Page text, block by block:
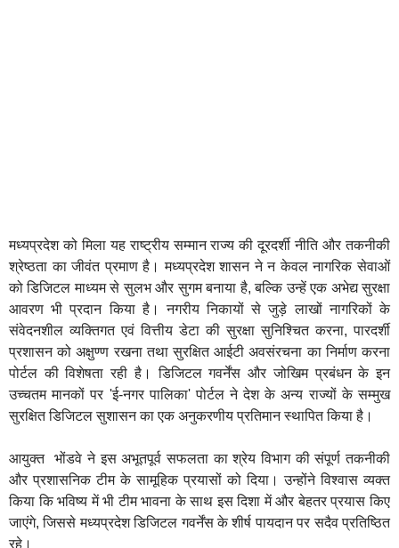
मध्यप्रदेश को मिला यह राष्ट्रीय सम्मान राज्य की दूरदर्शी नीति और तकनीकी
श्रेष्ठता का जीवंत प्रमाण है। मध्यप्रदेश शासन ने न केवल नागरिक सेवाओं
को डिजिटल माध्यम से सुलभ और सुगम बनाया है, बल्कि उन्हें एक अभेद्य सुरक्षा
आवरण भी प्रदान किया है। नगरीय निकायों से जुड़े लाखों नागरिकों के
संवेदनशील व्यक्तिगत एवं वित्तीय डेटा की सुरक्षा सुनिश्चित करना, पारदर्शी
प्रशासन को अक्षुण्ण रखना तथा सुरक्षित आईटी अवसंरचना का निर्माण करना
पोर्टल की विशेषता रही है। डिजिटल गवर्नेंस और जोखिम प्रबंधन के इन
उच्चतम मानकों पर 'ई-नगर पालिका' पोर्टल ने देश के अन्य राज्यों के सम्मुख
सुरक्षित डिजिटल सुशासन का एक अनुकरणीय प्रतिमान स्थापित किया है।
आयुक्त भोंडवे ने इस अभूतपूर्व सफलता का श्रेय विभाग की संपूर्ण तकनीकी
और प्रशासनिक टीम के सामूहिक प्रयासों को दिया। उन्होंने विश्वास व्यक्त
किया कि भविष्य में भी टीम भावना के साथ इस दिशा में और बेहतर प्रयास किए
जाएंगे, जिससे मध्यप्रदेश डिजिटल गवर्नेंस के शीर्ष पायदान पर सदैव प्रतिष्ठित
रहे।